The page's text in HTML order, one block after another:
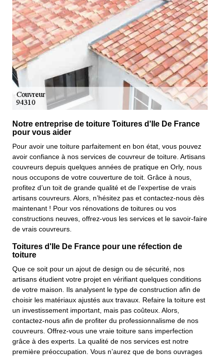
Notre entreprise de toiture Toitures d'Ile De France
pour vous aider
Pour avoir une toiture parfaitement en bon état, vous pouvez
avoir confiance à nos services de couvreur de toiture. Artisans
couvreurs depuis quelques années de pratique en Orly, nous
nous occupons de votre couverture de toit. Grâce à nous,
profitez d’un toit de grande qualité et de l’expertise de vrais
artisans couvreurs. Alors, n’hésitez pas et contactez-nous dès
maintenant ! Pour vos rénovations de toitures ou vos
constructions neuves, offrez-vous les services et le savoir-faire
de vrais couvreurs.
Toitures d'Ile De France pour une réfection de
toiture
Que ce soit pour un ajout de design ou de sécurité, nos
artisans étudient votre projet en vérifiant quelques conditions
de votre maison. Ils analysent le type de construction afin de
choisir les matériaux ajustés aux travaux. Refaire la toiture est
un investissement important, mais pas coûteux. Alors,
contactez-nous afin de profiter du professionnalisme de nos
couvreurs. Offrez-vous une vraie toiture sans imperfection
grâce à des experts. La qualité de nos services est notre
première préoccupation. Vous n’aurez que de bons ouvrages